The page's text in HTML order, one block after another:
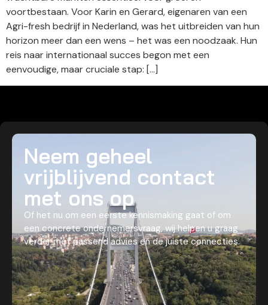
voortbestaan. Voor Karin en Gerard, eigenaren van een
Agri-fresh bedrijf in Nederland, was het uitbreiden van hun
horizon meer dan een wens – het was een noodzaak. Hun
reis naar internationaal succes begon met een
eenvoudige, maar cruciale stap: […]
Neem geheel
vrijblijvend contact
met ons op
Of het nu om een eerste kennismaking gaat of om
een concrete ondernemersvraag, wij helpen u graag
verder met passend advies en de juiste connecties.